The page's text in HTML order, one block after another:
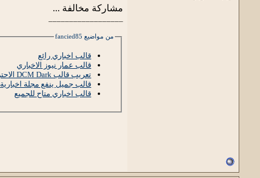
مشاركة مخالفة ...
من مواضيع fancied85
قالب اخباري رائع
قالب عمار نيوز الاخباري
تعريب قالب DCM Dark الاحترافي للصور
قالب جميل ينفع مجلة اخبارية
قالب اخباري متاح للجميع